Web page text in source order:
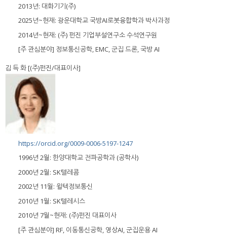
2013년: 대화기기(주)
2025년~현재: 광운대학교 국방AI로봇융합학과 박사과정
2014년~현재: (주) 펀진 기업부설연구소 수석연구원
[주 관심분야] 정보통신공학, EMC, 군집 드론, 국방 AI
김 득 화 [(주)펀진/대표이사]
https://orcid.org/0009-0006-5197-1247
1996년 2월: 한양대학교 전파공학과 (공학사)
2000년 2월: SK텔레콤
2002년 11월: 윌텍정보통신
2010년 1월: SK텔레시스
2010년 7월~현재: (주)펀진 대표이사
[주 관심분야] RF, 이동통신공학, 영상AI, 군집운용 AI